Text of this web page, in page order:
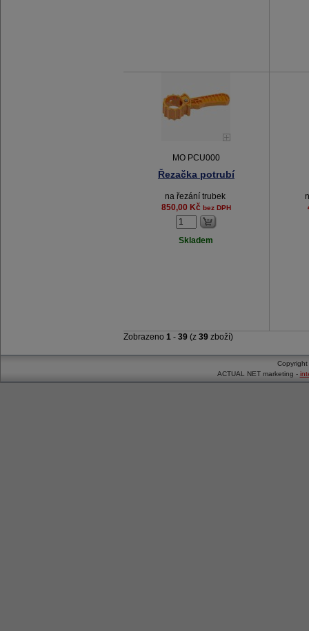
MO PCU000
Řezačka potrubí
na řezání trubek
850,00 Kč bez DPH
Skladem
Zobrazeno 1 - 39 (z 39 zboží)
ACTUAL NET marketing -